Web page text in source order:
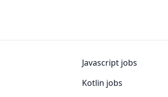
Javascript jobs
Kotlin jobs